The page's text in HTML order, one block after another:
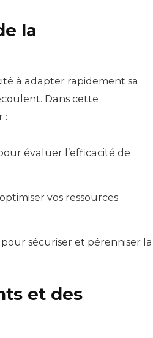
la
à adapter rapidement sa
Dans cette
:
évaluer l’efficacité de
vos ressources
sécuriser et pérenniser la
et des